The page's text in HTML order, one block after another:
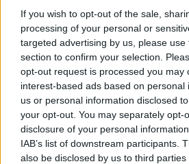
If you wish to opt-out of the sale,
processing of your personal or
targeted advertising by us, please
section to confirm your selection.
opt-out request is processed you may
interest-based ads based on personal
us or personal information disclosed
your opt-out. You may separately opt-
disclosure of your personal
IAB’s list of downstream participants.
also be disclosed by us to third parties